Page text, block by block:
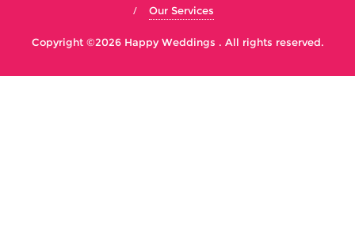
Our Services
Copyright ©2026 Happy Weddings . All rights reserved.